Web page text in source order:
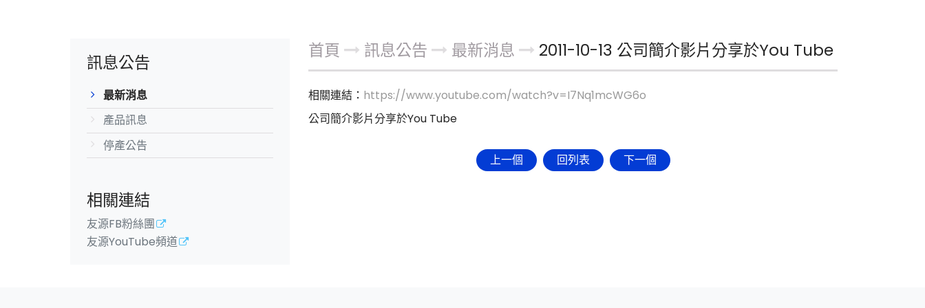
訊息公告
最新消息
產品訊息
停產公告
相關連結
友源FB粉絲團
友源YouTube頻道
首頁 訊息公告 最新消息 2011-10-13 公司簡介影片分享於You Tube
相關連結： https://www.youtube.com/watch?v=I7Nq1mcWG6o
公司簡介影片分享於You Tube
上一個 回列表 下一個